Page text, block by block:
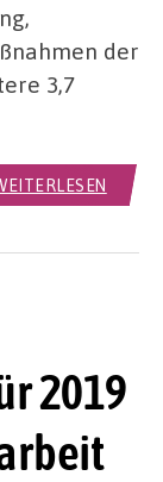
der
3,7
2019